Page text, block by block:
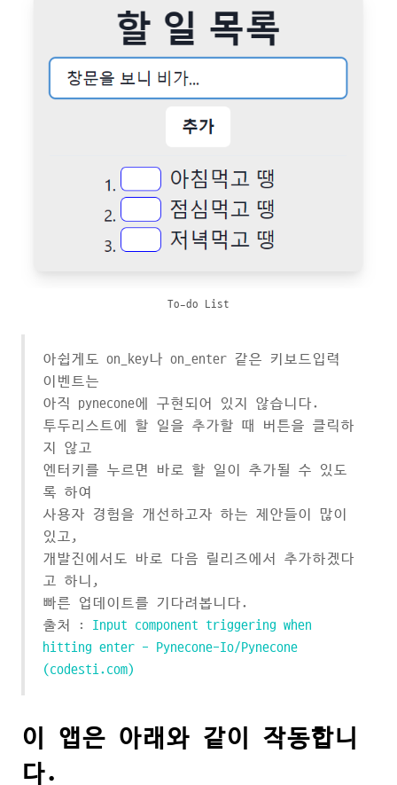
To-do List
아쉽게도 on_key나 on_enter 같은 키보드입력
이벤트는
아직 pynecone에 구현되어 있지 않습니다.
투두리스트에 할 일을 추가할 때 버튼을 클릭하
지 않고
엔터키를 누르면 바로 할 일이 추가될 수 있도
록 하여
사용자 경험을 개선하고자 하는 제안들이 많이
있고,
개발진에서도 바로 다음 릴리즈에서 추가하겠다
고 하니,
빠른 업데이트를 기다려봅니다.
출처 : Input component triggering when
hitting enter - Pynecone-Io/Pynecone
(codesti.com)
이 앱은 아래와 같이 작동합니
다.